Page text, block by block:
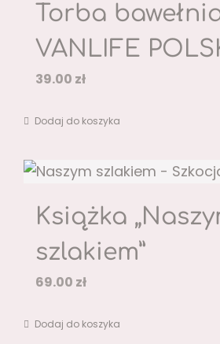
Torba
VANLIFE
39.00 zł
Dodaj do koszyka
Książka
szlakiem”
69.00 zł
Dodaj do koszyka